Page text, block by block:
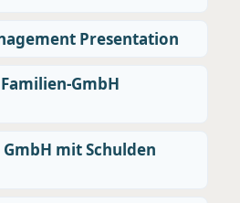
Presentation
GmbH
mit Schulden